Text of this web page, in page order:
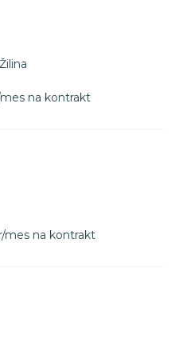
na kontrakt
mes na kontrakt